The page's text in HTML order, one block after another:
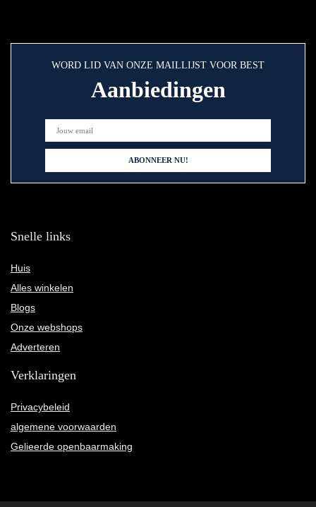
WORD LID VAN ONZE MAILLIJST VOOR BEST
Aanbiedingen
Snelle links
Huis
Alles winkelen
Blogs
Onze webshops
Adverteren
Verklaringen
Privacybeleid
algemene voorwaarden
Gelieerde openbaarmaking